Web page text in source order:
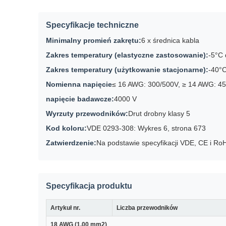
Specyfikacje techniczne
Minimalny promień zakrętu:6 x średnica kabla
Zakres temperatury (elastyczne zastosowanie):-5°C
Zakres temperatury (użytkowanie stacjonarne):-
Nomienna napięcie≤ 16 AWG: 300/500V, ≥ 14 AWG:
napięcie badawcze:4000 V
Wyrzuty przewodników:Drut drobny klasy 5
Kod koloru:VDE 0293-308: Wykres 6, strona 673
Zatwierdzenie:Na podstawie specyfikacji VDE, CE i
Specyfikacja produktu
Artykuł nr. Liczba przewodników
18 AWG (1,00 mm2)